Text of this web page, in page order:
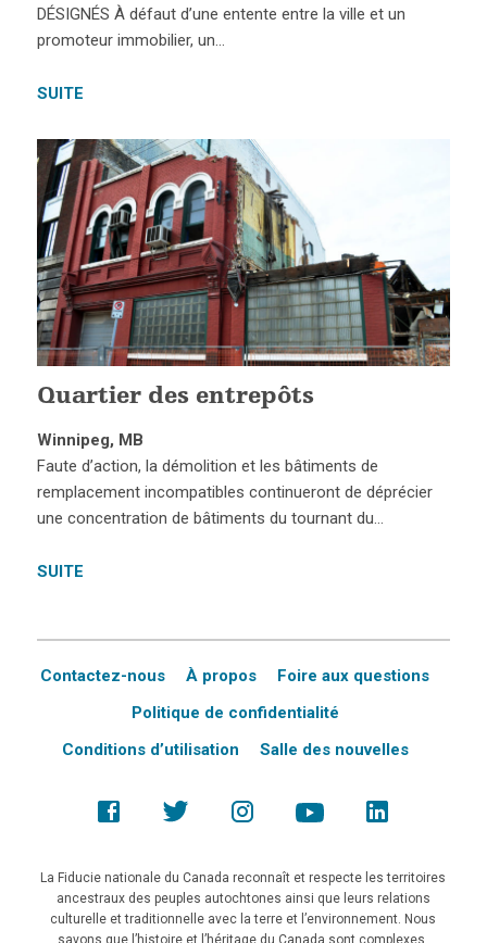
DÉSIGNÉS À défaut d’une entente entre la ville et un
promoteur immobilier, un…
SUITE
Quartier des entrepôts
Winnipeg, MB
Faute d’action, la démolition et les bâtiments de
remplacement incompatibles continueront de déprécier
une concentration de bâtiments du tournant du…
SUITE
Contactez-nous À propos
Foire aux questions
Politique de confidentialité
Conditions d’utilisation
Salle des nouvelles
La Fiducie nationale du Canada reconnaît et respecte les territoires
ancestraux des peuples autochtones ainsi que leurs relations
culturelle et traditionnelle avec la terre et l’environnement. Nous